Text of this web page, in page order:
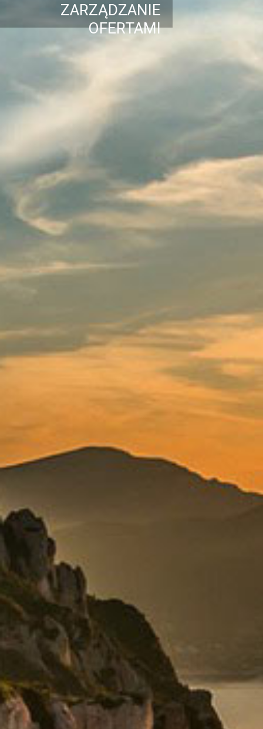
ZARZĄDZANIE
OFERTAMI